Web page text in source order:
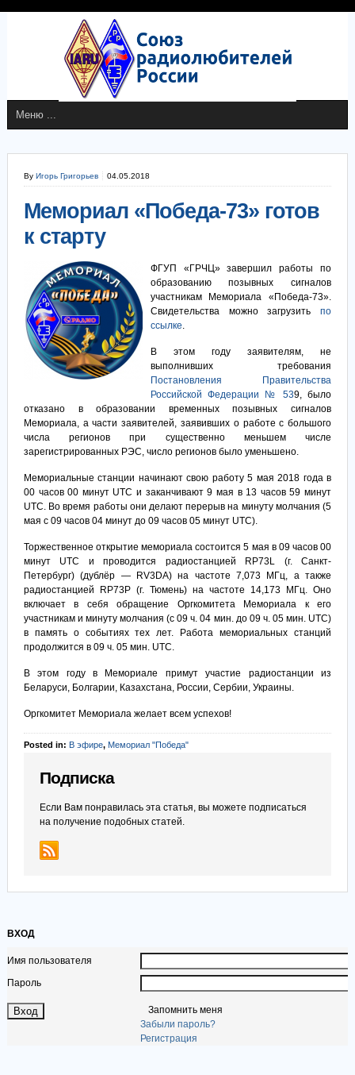
By Игорь Григорьев 04.05.2018
Мемориал «Победа-73» готов
к старту
ФГУП «ГРЧЦ» завершил работы по
образованию позывных сигналов
участникам Мемориала «Победа-73».
Свидетельства можно загрузитьпо
ссылке.
В этом году заявителям, не
выполнивших требования
Постановления Правительства
Российской Федерации № 539, было
отказано в образовании временных позывных сигналов
Мемориала, а части заявителей, заявивших о работе с большого
числа регионов при существенно меньшем числе
зарегистрированных РЭС, число регионов было уменьшено.
Мемориальные станции начинают свою работу 5 мая 2018 года в
00 часов 00 минут UTC и заканчивают 9 мая в 13 часов 59 минут
UTC. Во время работы они делают перерыв на минуту молчания (5
мая с 09 часов 04 минут до 09 часов 05 минут UTC).
Торжественное открытие мемориала состоится 5 мая в 09 часов 00
минут UTC и проводится радиостанцией RP73L (г. Санкт-
Петербург) (дублёр — RV3DA) на частоте 7,073 МГц, а также
радиостанцией RP73P (г. Тюмень) на частоте 14,173 МГц. Оно
включает в себя обращение Оргкомитета Мемориала к его
участникам и минуту молчания (с 09 ч. 04 мин. до 09 ч. 05 мин. UTC)
в память о событиях тех лет. Работа мемориальных станций
продолжится в 09 ч. 05 мин. UTC.
В этом году в Мемориале примут участие радиостанции из
Беларуси, Болгарии, Казахстана, России, Сербии, Украины.
Оргкомитет Мемориала желает всем успехов!
Posted in: В эфире, Мемориал "Победа"
Подписка
Если Вам понравилась эта статья, вы можете подписаться
на получение подобных статей.
ВХОД
Имя пользователя
Пароль
Запомнить меня
Забыли пароль?
Регистрация